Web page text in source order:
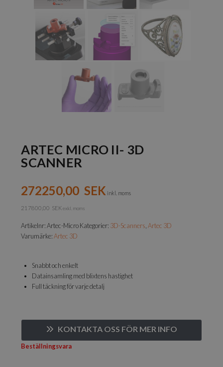
ARTEC MICRO II- 3D
SCANNER
272250,00 SEK inkl. moms
217800,00 SEK exkl. moms
Artikelnr:Artec-MicroKategorier: 3D-Scanners,Artec 3D
Varumärke:Artec 3D
Snabbt och enkelt
Datainsamling med blixtens hastighet
Full täckning för varje detalj
KONTAKTA OSS FÖR MER INFO
Beställningsvara